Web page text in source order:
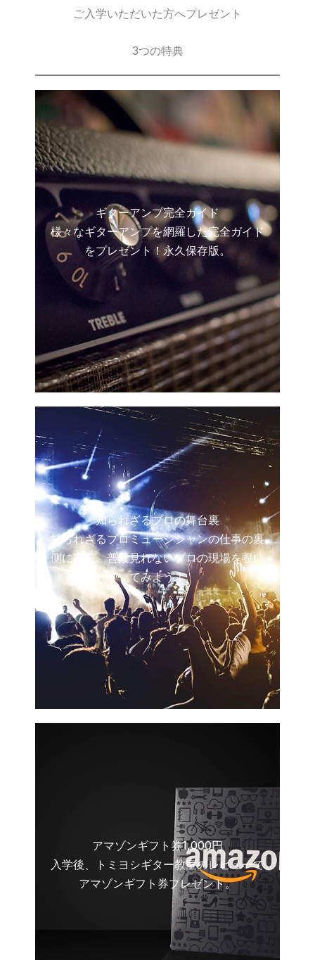
ご入学いただいた方へプレゼント
3つの特典
ギターアンプ完全ガイド
様々なギターアンプを網羅した完全ガイド
をプレゼント！永久保存版。
知られざるプロの舞台裏
知られざるプロミュージシャンの仕事の裏
側に密着。普段見れないプロの現場を覗い
てみよう！
アマゾンギフト券1,000円
入学後、トミヨシギター教室のレビューで
アマゾンギフト券プレゼント。